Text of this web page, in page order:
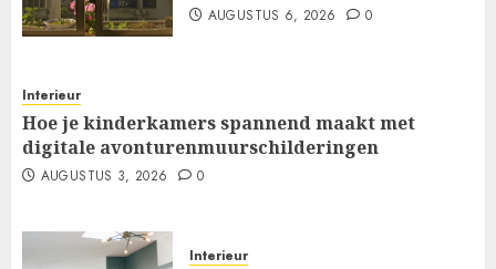
AUGUSTUS 6, 2026 0
Interieur
Hoe je kinderkamers spannend maakt met
digitale avonturenmuurschilderingen
AUGUSTUS 3, 2026 0
Interieur